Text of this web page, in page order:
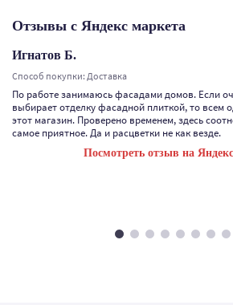
Отзывы с Яндекс маркета
Игнатов Б.
Способ покупки: Доставка
По работе занимаюсь фасадами домов. Если
выбирает отделку фасадной плиткой, то всем
этот магазин. Проверено временем, здесь
самое приятное. Да и расцветки не как везде.
Посмотреть отзыв на